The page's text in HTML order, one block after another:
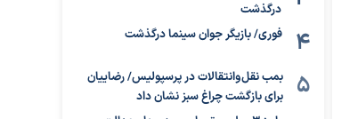
درگذشت
فوری/ بازیگر جوان سینما درگذشت
بمب نقل‌وانتقالات در پرسپولیس/ رضاییان
برای بازگشت چراغ سبز نشان داد